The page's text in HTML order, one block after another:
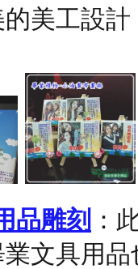
美工設
品雕刻 ：
文具用